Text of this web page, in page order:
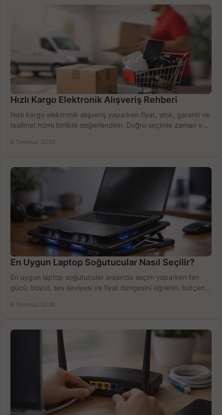
Hızlı Kargo Elektronik Alışveriş Rehberi
Hızlı kargo elektronik alışveriş yaparken fiyat, stok, garanti ve
teslimat hızını birlikte değerlendirin. Doğru seçimle zaman ve
8 Temmuz 2026
En Uygun Laptop Soğutucular Nasıl Seçilir?
En uygun laptop soğutucular arasında seçim yaparken fan
gücü, boyut, ses seviyesi ve fiyat dengesini öğrenin, bütçenizi
6 Temmuz 2026